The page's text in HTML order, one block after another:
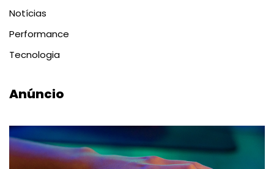
Notícias
Performance
Tecnologia
Anúncio